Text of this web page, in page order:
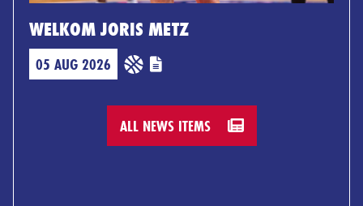
WELKOM JORIS METZ
05 AUG 2026
ALL NEWS ITEMS